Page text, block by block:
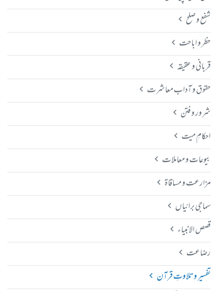
شفع و صلح
حظر و اباحت
قربانی و عقیقہ
حقوق و آداب معاشرت
شرور و فتن
احکامِ میت
بیوعات و معاملات
مزارعت و مساقاۃ
سماجی برائیاں
قصص الانبیاء
رضاعت
تفسیر و تلاوتِ قرآن